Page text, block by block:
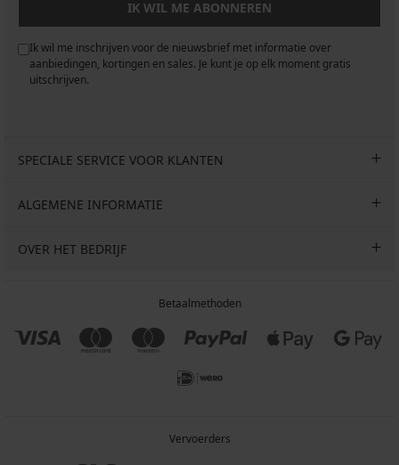
IK WIL ME ABONNEREN
Ik wil me inschrijven voor de nieuwsbrief met informatie over
aanbiedingen, kortingen en sales. Je kunt je op elk moment gratis
uitschrijven.
SPECIALE SERVICE VOOR KLANTEN
ALGEMENE INFORMATIE
OVER HET BEDRIJF
Betaalmethoden
Vervoerders